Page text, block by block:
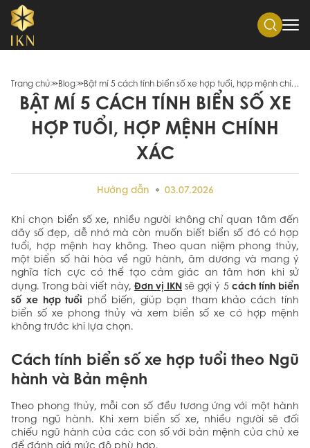
Trang chủ Blog Bật mí 5 cách tính biển số xe hợp tuổi, hợp mệnh chính xác
BẬT MÍ 5 CÁCH TÍNH BIỂN SỐ XE
HỢP TUỔI, HỢP MỆNH CHÍNH
XÁC
Hướng dẫn 03.07.2026
Khi chọn biển số xe, nhiều người không chỉ quan tâm đến
dãy số đẹp, dễ nhớ mà còn muốn biết biển số đó có hợp
tuổi, hợp mệnh hay không. Theo quan niệm phong thủy,
một biển số hài hòa về ngũ hành, âm dương và mang ý
nghĩa tích cực có thể tạo cảm giác an tâm hơn khi sử
dụng. Trong bài viết này, Đơn vị IKN sẽ gợi ý 5 cách tính biển
số xe hợp tuổi phổ biến, giúp bạn tham khảo cách tính
biển số xe phong thủy và xem biển số xe có hợp mệnh
không trước khi lựa chọn.
Cách tính biển số xe hợp tuổi theo Ngũ
hành và Bản mệnh
Theo phong thủy, mỗi con số đều tương ứng với một hành
trong ngũ hành. Khi xem biển số xe, nhiều người sẽ đối
chiếu ngũ hành của các con số với bản mệnh của chủ xe
để đánh giá mức độ phù hợp.